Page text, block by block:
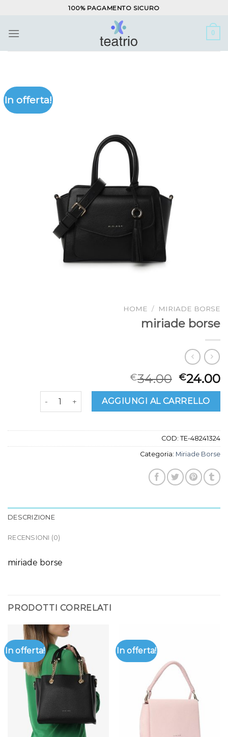
contenuti
100% PAGAMENTO SICURO
0
In offerta!
HOME / MIRIADE BORSE
miriade borse
€34.00 €24.00
miriade borse quantitàAGGIUNGI AL CARRELLO
COD: TE-48241324
Categoria: Miriade Borse
DESCRIZIONE
RECENSIONI (0)
miriade borse
PRODOTTI CORRELATI
In offerta! In offerta!